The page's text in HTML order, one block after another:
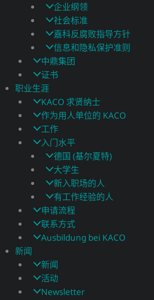
企业纲领
社会标准
嘉科反腐败指导方针
信息和隐私保护准则
中鼎集团
证书
职业生涯
KACO 求贤纳士
作为用人单位的 KACO
工作
入门水平
德国 (基尔夏特)
大学生
新入职场的人
有工作经验的人
申请流程
联系方式
Ausbildung bei KACO
新闻
新闻
活动
Newsletter